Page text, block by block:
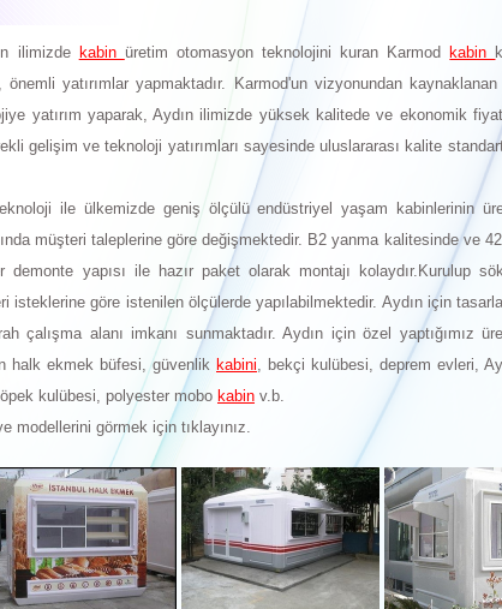
ilimizde kabin üretim otomasyon teknolojini kuran Karmod kabin
önemli yatırımlar yapmaktadır. Karmod'un vizyonundan
yatırım yaparak, Aydın ilimizde yüksek kalitede ve ekonomik
gelişim ve teknoloji yatırımları sayesinde uluslararası kalite
ile ülkemizde geniş ölçülü endüstriyel yaşam kabinlerinin
müşteri taleplerine göre değişmektedir. B2 yanma kalitesinde ve
yapısı ile hazır paket olarak montajı kolaydır.Kurulup
isteklerine göre istenilen ölçülerde yapılabilmektedir. Aydın için
çalışma alanı imkanı sunmaktadır. Aydın için özel yaptığımız
halk ekmek büfesi, güvenlik kabini, bekçi kulübesi, deprem evleri,
kulübesi, polyester mobo kabin v.b.
modellerini görmek için tıklayınız.